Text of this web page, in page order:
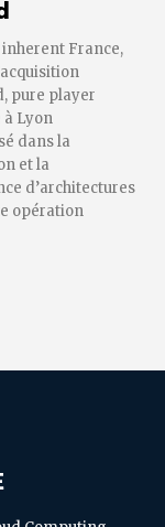
France,
pure player
à Lyon
dans la
et la
d’architectures
opération